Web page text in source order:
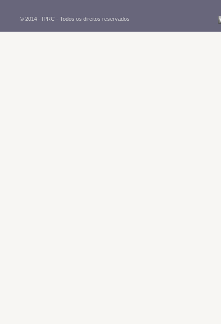
© 2014 - IPRC - Todos os direitos reservados